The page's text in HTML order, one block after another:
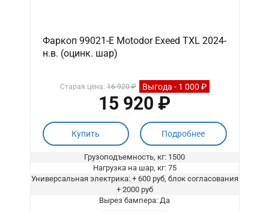
Фаркоп 99021-E Motodor Exeed TXL 2024-
н.в. (оцинк. шар)
Старая цена:16 920 ₽ Выгода - 1 000 ₽
15 920 ₽
Купить Подробнее
Грузоподъемность, кг: 1500
Нагрузка на шар, кг: 75
Универсальная электрика: + 600 руб, блок согласования
+ 2000 руб
Вырез бампера: Да